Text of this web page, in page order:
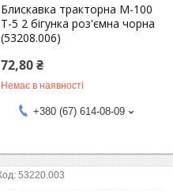
Блискавка тракторна М-100
Т-5 2 бігунка роз'ємна чорна
(53208.006)
72,80 ₴
Немає в наявності
+380 (67) 614-08-09
53220.003